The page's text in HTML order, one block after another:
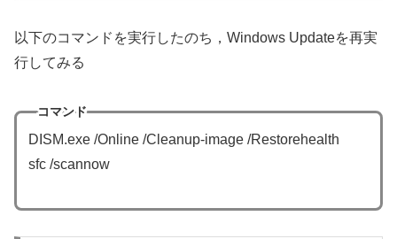
以下のコマンドを実行したのち，Windows Updateを再実
行してみる
コマンド
DISM.exe /Online /Cleanup-image /Restorehealth
sfc /scannow